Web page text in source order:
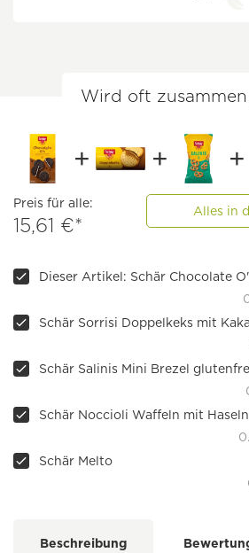
Wird oft
Preis für alle:
15,61 €*
Alles in
Dieser Artikel: Schär Chocolate
Schär Salinis Mini Brezel
Schär Noccioli Waffeln mit
Schär Melto
Beschreibung